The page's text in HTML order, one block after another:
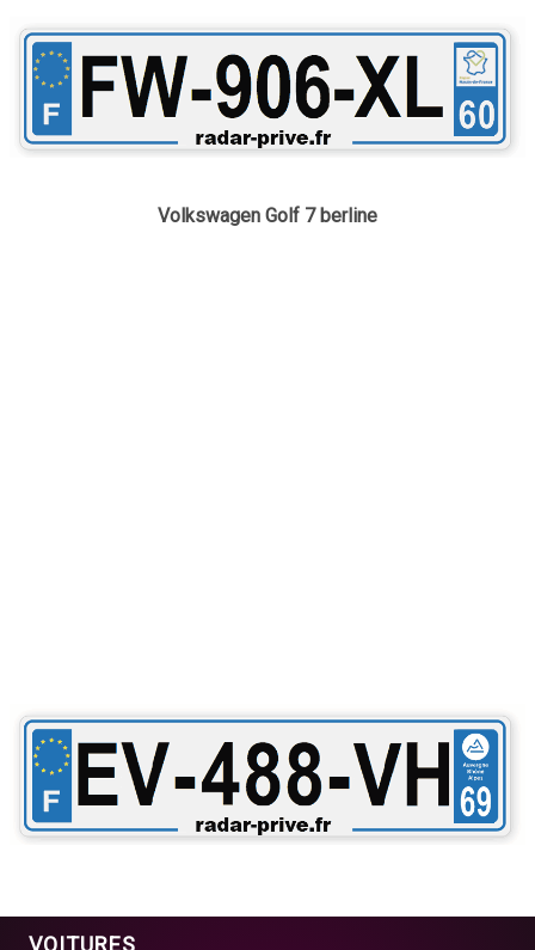
Volkswagen Golf 7 berline
VOITURES